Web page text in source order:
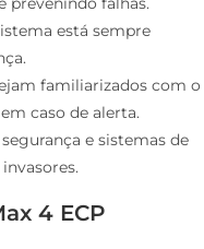
está sempre
familiarizados com o
caso de alerta.
e sistemas de
4 ECP